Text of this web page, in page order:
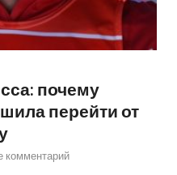
почему
перейти от
комментарий